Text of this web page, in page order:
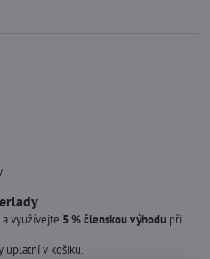
využívejte 5 % členskou výhodu při
uplatní v košíku.